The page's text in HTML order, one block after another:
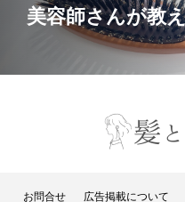
美容師さんが教
お問合せ 広告掲載について